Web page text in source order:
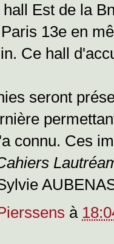
Est de la
13e en
Ce hall
seront
connu. Ces
à